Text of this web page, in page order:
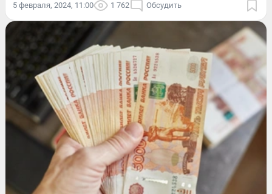
5 февраля, 2024, 11:00 1 762 Обсудить